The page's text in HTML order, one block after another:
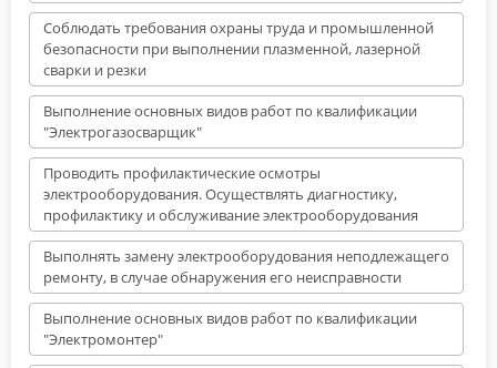
Соблюдать требования охраны труда и промышленной
безопасности при выполнении плазменной, лазерной
сварки и резки
Выполнение основных видов работ по квалификации
"Электрогазосварщик"
Проводить профилактические осмотры
электрооборудования. Осуществлять диагностику,
профилактику и обслуживание электрооборудования
Выполнять замену электрооборудования неподлежащего
ремонту, в случае обнаружения его неисправности
Выполнение основных видов работ по квалификации
"Электромонтер"